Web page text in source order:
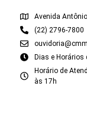
Avenida
(22) 2796-7800
Dias e
Horário de
às 17h